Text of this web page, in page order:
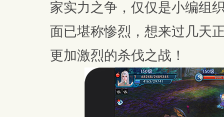
家实力之争，仅仅是小编组
面已堪称惨烈，想来过几天
更加激烈的杀伐之战！